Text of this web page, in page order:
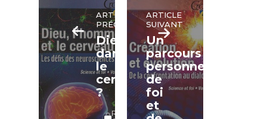
ARTICLE
PRÉCÉDENT
Dieu
dans
le
cerveau
?
RÉSERVÉ
ARTICLE
SUIVANT
Un
parcours
personnel
de
foi
et